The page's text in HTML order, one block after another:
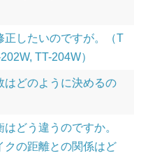
正したいのですが。（T
TT-204W）
はどのように決めるの
どう違うのですか。
クの距離との関係はど